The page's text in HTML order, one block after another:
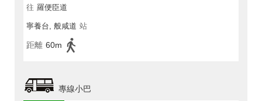
往 羅便臣道
寧養台, 般咸道 站
距離 60m
專線小巴